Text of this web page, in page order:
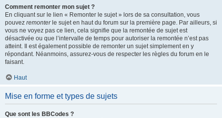
Comment remonter mon sujet ?
En cliquant sur le lien « Remonter le sujet » lors de sa consultation, vous
pouvez remonterle sujet en haut du forum sur la première page. Par ailleurs, si
vous ne voyez pas ce lien, cela signifie que la remontée de sujet est
désactivée ou que l’intervalle de temps pour autoriser la remontée n’est pas
atteint. Il est également possible de remonter un sujet simplement en y
répondant. Néanmoins, assurez-vous de respecter les règles du forum en le
faisant.
Haut
Mise en forme et types de sujets
Que sont les BBCodes ?